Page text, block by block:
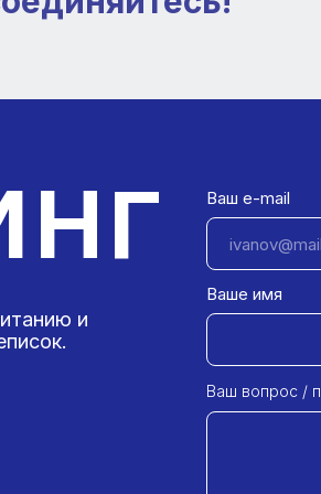
и
Ваш e-mail
Ваше имя
Ваш вопрос /